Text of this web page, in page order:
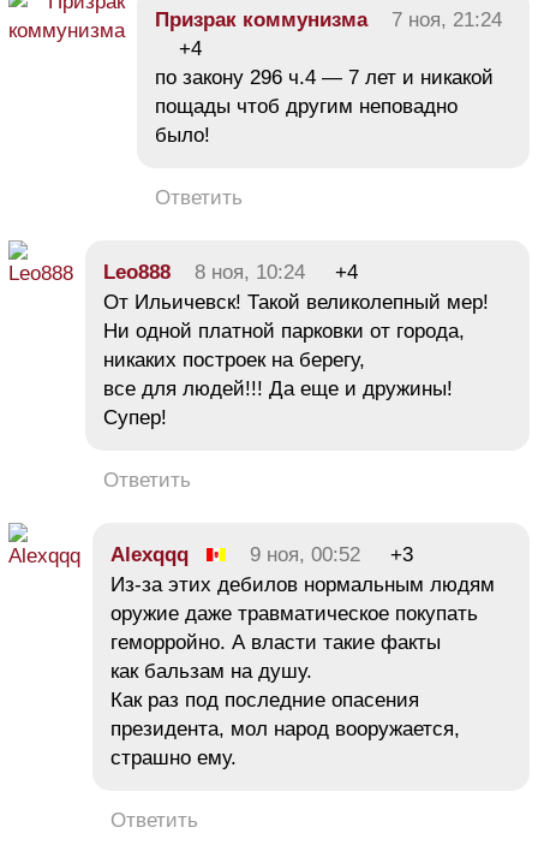
Призрак коммунизма
7 ноя, 21:24
+4
по закону 296 ч.4 — 7 лет и никакой
пощады чтоб другим неповадно
было!
Ответить
Leo888 8 ноя, 10:24
+4
От Ильичевск! Такой великолепный мер!
Ни одной платной парковки от города,
никаких построек на берегу,
все для людей!!! Да еще и дружины!
Супер!
Ответить
Alexqqq 9 ноя, 00:52
+3
Из-за этих дебилов нормальным людям
оружие даже травматическое покупать
геморройно. А власти такие факты
как бальзам на душу.
Как раз под последние опасения
президента, мол народ вооружается,
страшно ему.
Ответить